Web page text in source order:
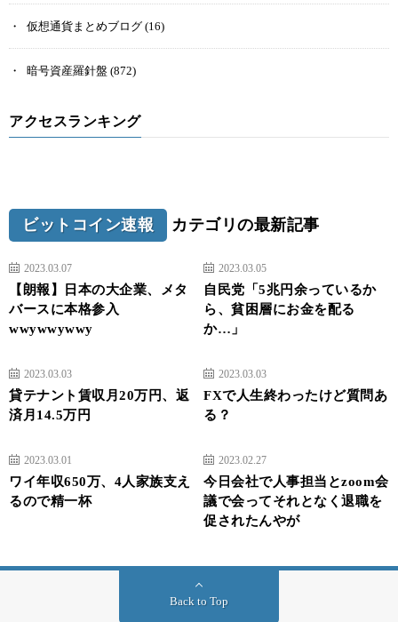
仮想通貨まとめブログ (16)
暗号資産羅針盤 (872)
アクセスランキング
ビットコイン速報 カテゴリの最新記事
2023.03.07
【朗報】日本の大企業、メタ
バースに本格参入
wwywwywwy
2023.03.05
自民党「5兆円余っているか
ら、貧困層にお金を配る
か…」
2023.03.03
貸テナント賃収月20万円、返
済月14.5万円
2023.03.03
FXで人生終わったけど質問あ
る？
2023.03.01
ワイ年収650万、4人家族支え
るので精一杯
2023.02.27
今日会社で人事担当とzoom会
議で会ってそれとなく退職を
促されたんやが
Back to Top